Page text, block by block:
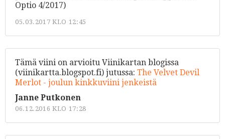
Optio 4/2017)
05.03.2017 KLO 12:45
Tämä viini on arvioitu Viinikartan blogissa
(viinikartta.blogspot.fi) jutussa: The Velvet Devil
Merlot - joulun kinkkuviini jenkeistä
Janne Putkonen
06.12.2016 KLO 17:28